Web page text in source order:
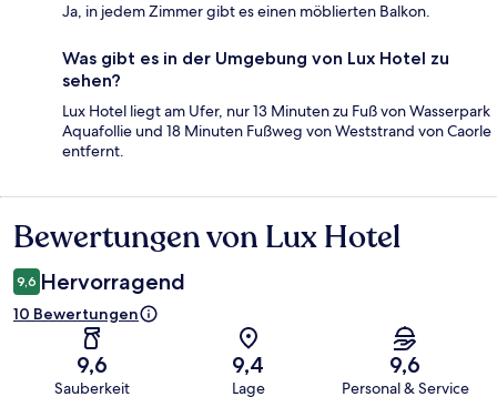
Ja, in jedem Zimmer gibt es einen möblierten Balkon.
Was gibt es in der Umgebung von Lux Hotel zu
sehen?
Lux Hotel liegt am Ufer, nur 13 Minuten zu Fuß von Wasserpark
Aquafollie und 18 Minuten Fußweg von Weststrand von Caorle
entfernt.
Bewertungen
Bewertungen von Lux Hotel
9,6 Hervorragend
10 Bewertungen
9,6
Sauberkeit
9,4
Lage
9,6
Personal & Service